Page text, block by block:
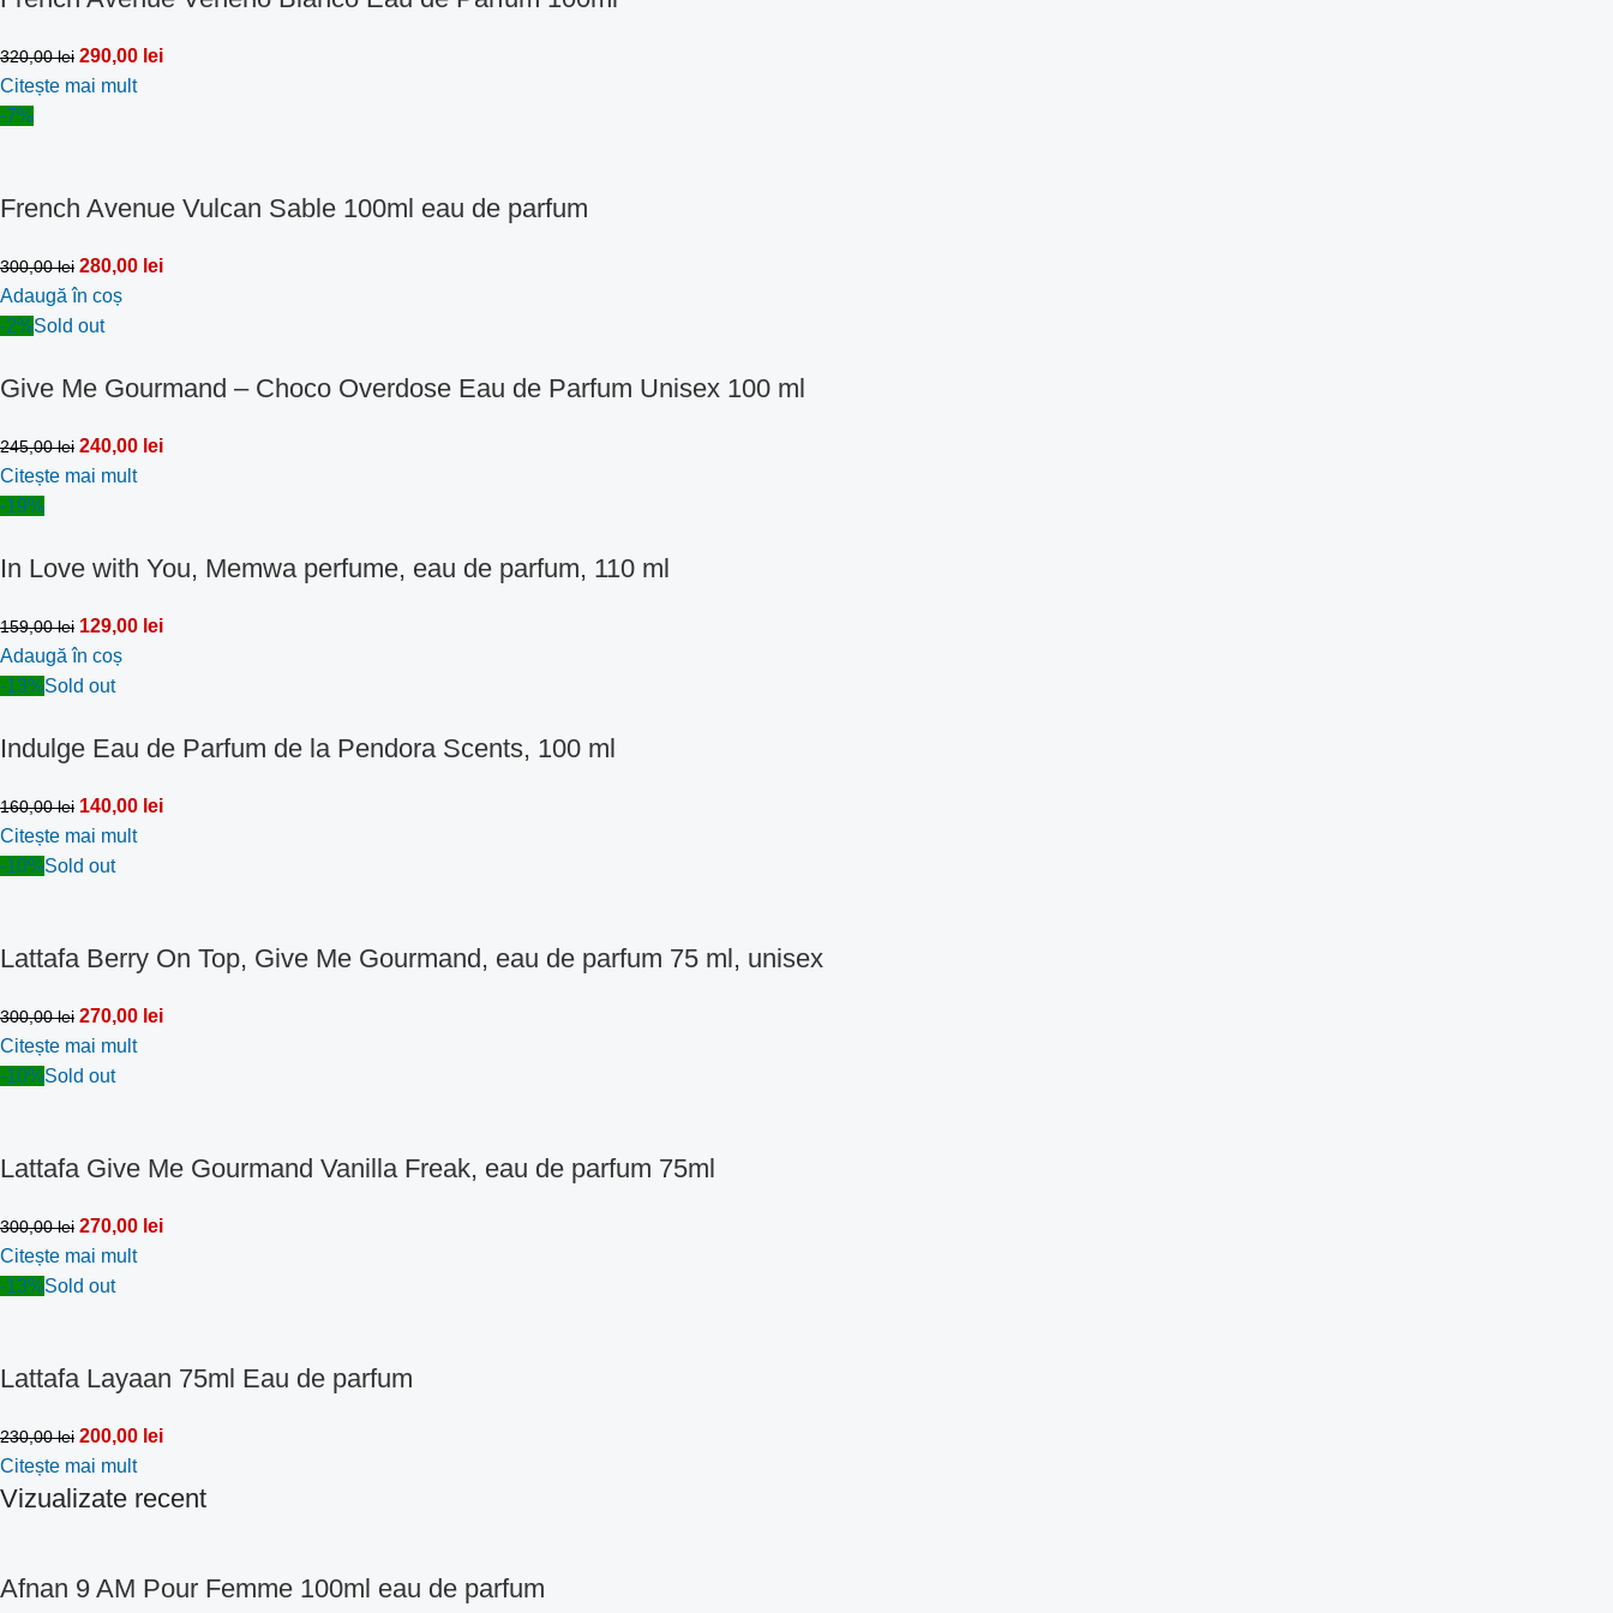
320,00lei 290,00 lei
Citește mai mult
-7%
French Avenue Vulcan Sable 100ml eau de parfum
300,00lei 280,00 lei
Adaugă în coș
-2%Sold out
Give Me Gourmand – Choco Overdose Eau de Parfum Unisex 100 ml
245,00lei 240,00 lei
Citește mai mult
-19%
In Love with You, Memwa perfume, eau de parfum, 110 ml
159,00lei 129,00 lei
Adaugă în coș
-13%Sold out
Indulge Eau de Parfum de la Pendora Scents, 100 ml
160,00lei 140,00 lei
Citește mai mult
-10%Sold out
Lattafa Berry On Top, Give Me Gourmand, eau de parfum 75 ml, unisex
300,00lei 270,00 lei
Citește mai mult
-10%Sold out
Lattafa Give Me Gourmand Vanilla Freak, eau de parfum 75ml
300,00lei 270,00 lei
Citește mai mult
-13%Sold out
Lattafa Layaan 75ml Eau de parfum
230,00lei 200,00 lei
Citește mai mult
Vizualizate recent
Afnan 9 AM Pour Femme 100ml eau de parfum